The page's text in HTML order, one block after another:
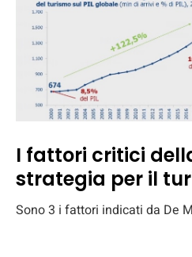
I fattori critici
strategia per il
Sono 3 i fattori indicati da De